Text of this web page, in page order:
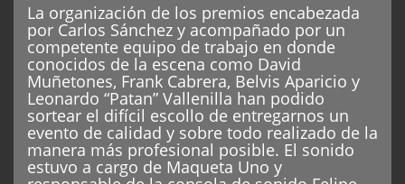
La organización de los premios encabezada
por Carlos Sánchez y acompañado por un
competente equipo de trabajo en donde
conocidos de la escena como David
Muñetones, Frank Cabrera, Belvis Aparicio y
Leonardo “Patan” Vallenilla han podido
sortear el difícil escollo de entregarnos un
evento de calidad y sobre todo realizado de la
manera más profesional posible. El sonido
estuvo a cargo de Maqueta Uno y